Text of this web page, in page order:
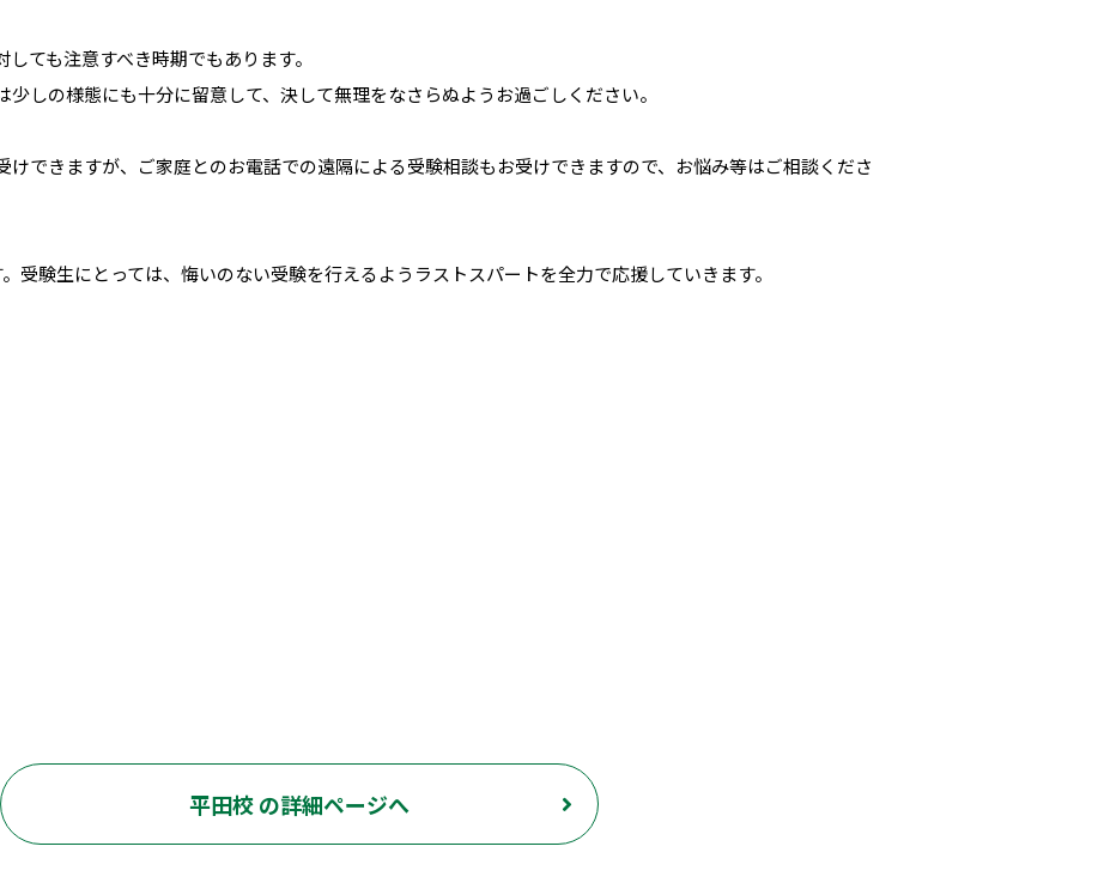
ても注意すべき時期でもあります。
しの様態にも十分に留意して、決して無理をなさらぬようお過ごしください。
けできますが、ご家庭とのお電話での遠隔による受験相談もお受けできますので、お悩み等はご相談くださ
受験生にとっては、悔いのない受験を行えるようラストスパートを全力で応援していきます。
平田校 の詳細ページへ